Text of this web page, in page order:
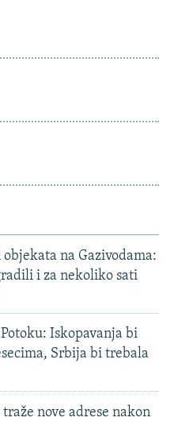
na Gazivodama:
i za nekoliko sati
Iskopavanja bi
Srbija bi trebala
nove adrese nakon